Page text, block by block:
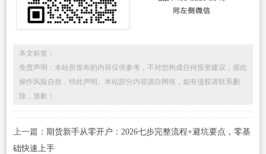
本文标签：
免责声明：本站所发布的内容仅供参考，不对您构成任何投资建议，据此
操作风险自担，特此声明。本站部分内容源自网络，如有侵权请联系删
除，致歉！
上一篇： 期货新手从零开户：2026七步完整流程+避坑要点，零基
础快速上手